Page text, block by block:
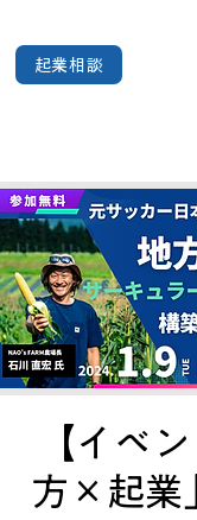
起業相談
【イベ
方×起業